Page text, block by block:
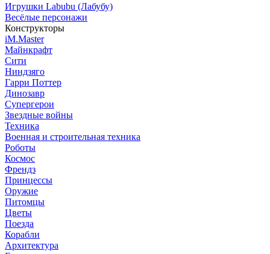
Игрушки Labubu (Лабубу)
Весёлые персонажи
Конструкторы
iM.Master
Майнкрафт
Сити
Ниндзяго
Гарри Поттер
Динозавр
Супергерои
Звездные войны
Техника
Военная и строительная техника
Роботы
Космос
Френдз
Принцессы
Оружие
Питомцы
Цветы
Поезда
Корабли
Архитектура